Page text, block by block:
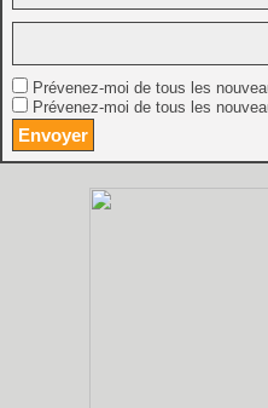
Prévenez-moi de tous les
Prévenez-moi de tous les